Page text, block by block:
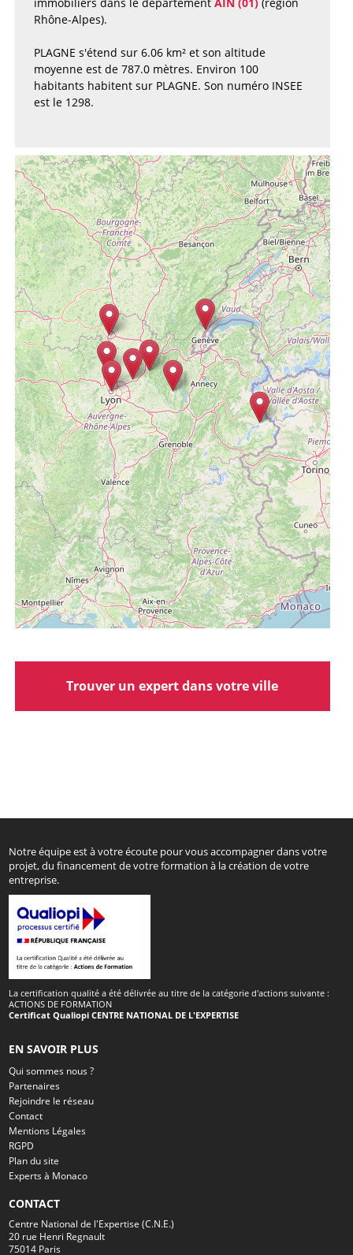
Rhône-Alpes).
PLAGNE s'étend sur 6.06 km² et son altitude
moyenne est de 787.0 mètres. Environ 100
habitants habitent sur PLAGNE. Son numéro INSEE
est le 1298.
Trouver un expert dans votre ville
Notre équipe est à votre écoute pour vous accompagner dans votre
projet, du financement de votre formation à la création de votre
entreprise.
La certification qualité a été délivrée au titre de la catégorie d'actions suivante :
ACTIONS DE FORMATION
Certificat Qualiopi CENTRE NATIONAL DE L'EXPERTISE
EN SAVOIR PLUS
Qui sommes nous ?
Partenaires
Rejoindre le réseau
Contact
Mentions Légales
RGPD
Plan du site
Experts à Monaco
CONTACT
Centre National de l'Expertise (C.N.E.)
20 rue Henri Regnault
75014 Paris